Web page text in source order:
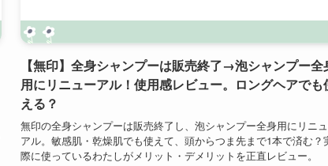
【無印】全身シャンプーは販売終了→泡シャンプー全
用にリニューアル！使用感レビュー。ロングヘアでも
える？
無印の全身シャンプーは販売終了し、泡シャンプー全身用にリニ
アル。敏感肌・乾燥肌でも使えて、頭からつま先まで1本で済む？
際に使っているわたしがメリット・デメリットを正直レビュー。